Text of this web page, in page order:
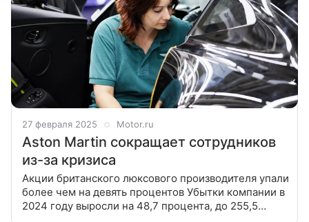
27 февраля 2025 Motor.ru
Aston Martin сокращает сотрудников
из-за кризиса
Акции британского люксового производителя упали
более чем на девять процентов Убытки компании в
2024 году выросли на 48,7 процента, до 255,5